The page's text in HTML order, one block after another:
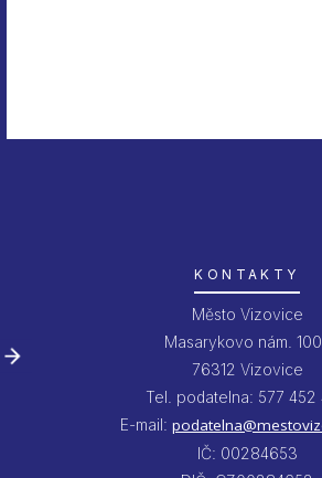
KONTAKTY
Město Vizovice
Masarykovo nám.
76312 Vizovice
Tel. podatelna: 577 452
E-mail:
IČ: 00284653